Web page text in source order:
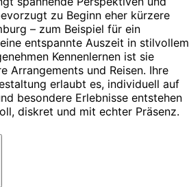
zu Beginn eher kürzere
– zum Beispiel für ein
entspannte Auszeit in stilvollem
Kennenlernen ist sie
Arrangements und Reisen. Ihre
erlaubt es, individuell auf
besondere Erlebnisse entstehen
diskret und mit echter Präsenz.